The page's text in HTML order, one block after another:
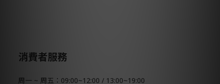
消費者服務
周一 ~ 周五：09:00~12:00 / 13:00~19:00